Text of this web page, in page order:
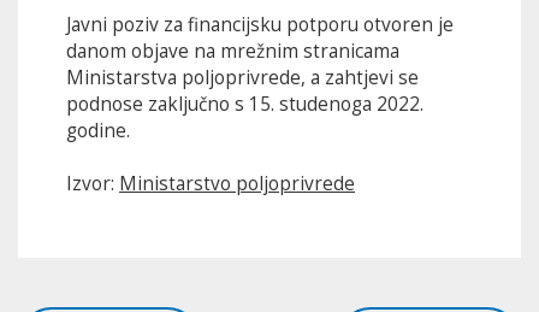
Javni poziv za financijsku potporu otvoren je
danom objave na mrežnim stranicama
Ministarstva poljoprivrede, a zahtjevi se
podnose zaključno s 15. studenoga 2022.
godine.
Izvor: Ministarstvo poljoprivrede